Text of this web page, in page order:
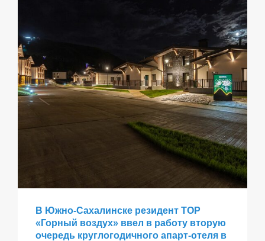
В Южно-Сахалинске резидент ТОР
«Горный воздух» ввел в работу вторую
очередь круглогодичного апарт-отеля в